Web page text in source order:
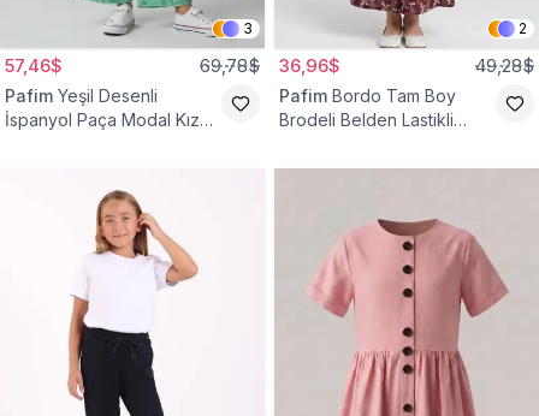
3
57,46$ 69,78$
Pafim Yeşil Desenli
İspanyol Paça Modal Kız
2
36,96$ 49,28$
Pafim Bordo Tam Boy
Brodeli Belden Lastikli